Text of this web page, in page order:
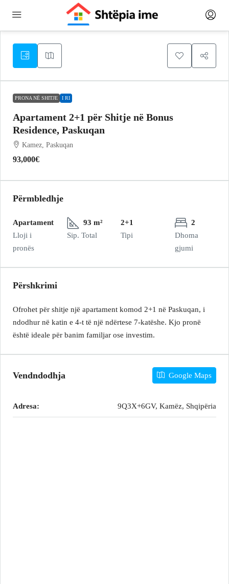
PRONA NË SHITJE I RI
Apartament 2+1 për Shitje në Bonus
Residence, Paskuqan
Kamez, Paskuqan
93,000€
Përmbledhje
Apartament
Lloji i
pronës
93 m²
Sip. Total
2+1
Tipi
2
Dhoma
gjumi
Përshkrimi
Ofrohet për shitje një apartament komod 2+1 në Paskuqan, i
ndodhur në katin e 4-t të një ndërtese 7-katëshe. Kjo pronë
është ideale për banim familjar ose investim.
Vendndodhja Google Maps
Adresa: 9Q3X+6GV, Kamëz, Shqipëria